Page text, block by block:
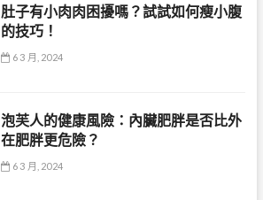
肚子有小肉肉困擾嗎？試試如何瘦小腹
的技巧！
6 3 月, 2024
泡芙人的健康風險：內臟肥胖是否比外
在肥胖更危險？
6 3 月, 2024